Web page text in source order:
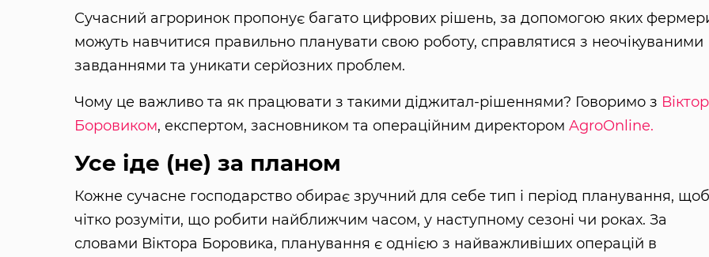
Сучасний агроринок пропонує багато цифрових рішень, за допомогою яких
можуть навчитися правильно планувати свою роботу, справлятися з неочікуваними
завданнями та уникати серйозних проблем.
Чому це важливо та як працювати з такими діджитал-рішеннями? Говоримо з
Боровиком, експертом, засновником та операційним директором AgroOnline.
Усе іде (не) за планом
Кожне сучасне господарство обирає зручний для себе тип і період планування, щоб
чітко розуміти, що робити найближчим часом, у наступному сезоні чи роках. За
словами Віктора Боровика, планування є однією з найважливіших операцій в